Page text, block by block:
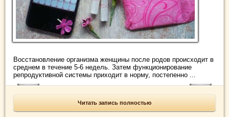
Восстановление организма женщины после родов происходит в
среднем в течение 5-6 недель. Затем функционирование
репродуктивной системы приходит в норму, постепенно ...
Читать запись полностью